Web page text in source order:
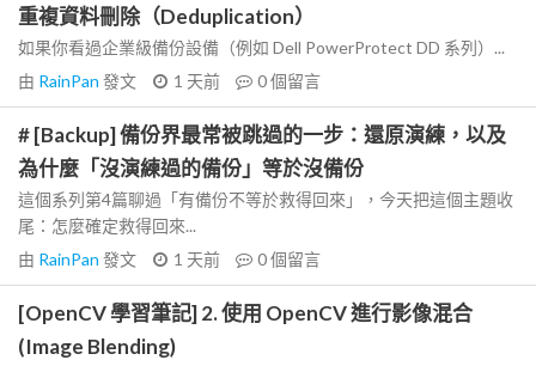
重複資料刪除（Deduplication）
如果你看過企業級備份設備（例如 Dell PowerProtect DD 系列）...
由 RainPan 發文 1 天前 0個留言
# [Backup] 備份界最常被跳過的一步：還原演練，以及
為什麼「沒演練過的備份」等於沒備份
這個系列第4篇聊過「有備份不等於救得回來」，今天把這個主題收
尾：怎麼確定救得回來...
由 RainPan 發文 1 天前 0個留言
[OpenCV 學習筆記] 2. 使用 OpenCV 進行影像混合
(Image Blending)